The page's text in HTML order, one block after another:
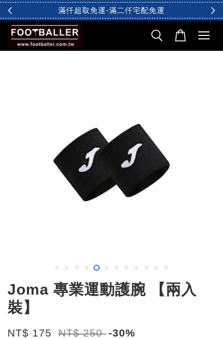
滿仟超取免運-滿二仟宅配免運
Joma 專業運動護腕 【兩入
裝】
NT$ 175 NT$ 250 -30%